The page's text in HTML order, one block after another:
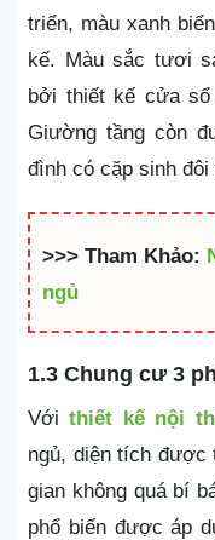
triển, màu xanh
kế. Màu sắc tươi
bởi thiết kế cửa sổ
Giường tầng còn
đình có cặp sinh đôi
>>> Tham Khảo:
ngủ
1.3 Chung cư 3
Vớithiết kế nội
ngủ, diện tích được
gian không quá bí
phổ biến được áp